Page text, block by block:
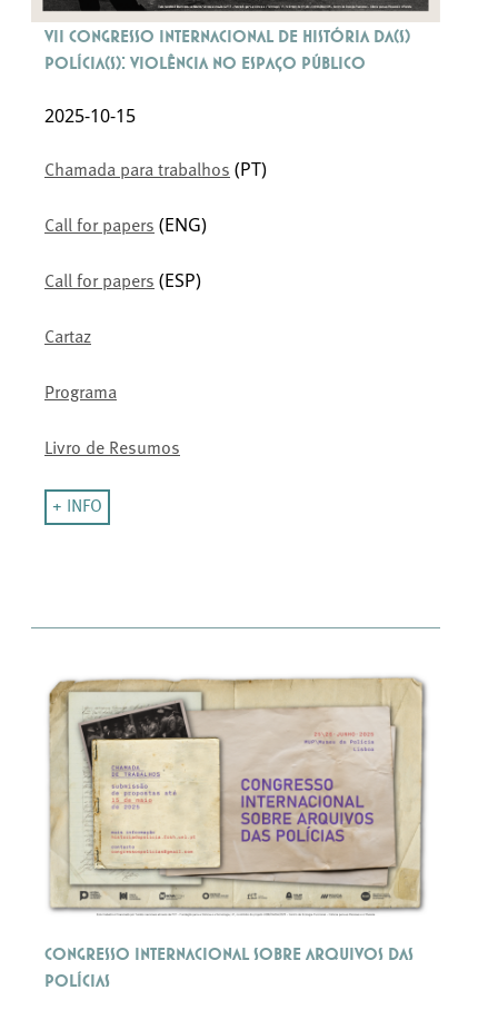
VII Congresso Internacional de História da(s)
Polícia(s): Violência no Espaço Público
2025-10-15
Chamada para trabalhos (PT)
Call for papers (ENG)
Call for papers (ESP)
Cartaz
Programa
Livro de Resumos
+ INFO
Congresso Internacional sobre Arquivos das
Polícias